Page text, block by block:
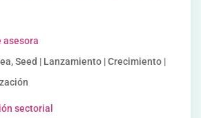
asesora
Seed | Lanzamiento | Crecimiento |
sectorial